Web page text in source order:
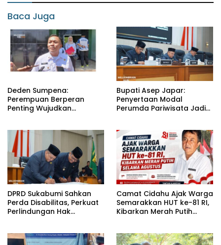
Baca Juga
Deden Sumpena:
Perempuan Berperan
Penting Wujudkan
Bupati Asep Japar:
Penyertaan Modal
Perumda Pariwisata Jadi
DPRD Sukabumi Sahkan
Perda Disabilitas, Perkuat
Perlindungan Hak
Camat Cidahu Ajak Warga
Semarakkan HUT ke-81 RI,
Kibarkan Merah Putih